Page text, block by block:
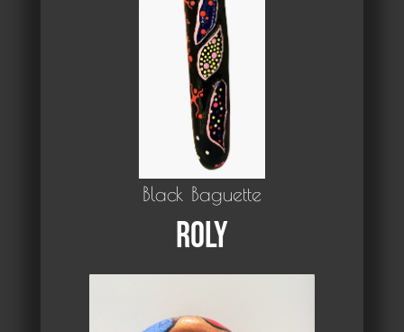
Black Baguette
Roly